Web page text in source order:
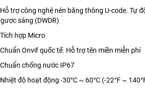
trợ công nghệ nén băng thông U-code. Tự
sáng (DWDR)
hợp Micro
Onvif quốc tế. Hỗ trợ tên miền miễn phí
chống nước IP67
độ hoạt động -30°C ~ 60°C (-22°F ~